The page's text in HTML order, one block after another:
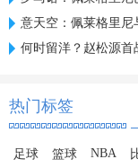
意天空：佩莱格里尼
何时留洋？赵松源首
热门标签
足球 篮球 NBA